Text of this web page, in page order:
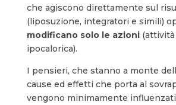
che agiscono direttamente sul
(liposuzione, integratori e simili)
modificano solo le azioni(attività
ipocalorica).
I pensieri, che stanno a monte
cause ed effetti che porta al
vengono minimamente